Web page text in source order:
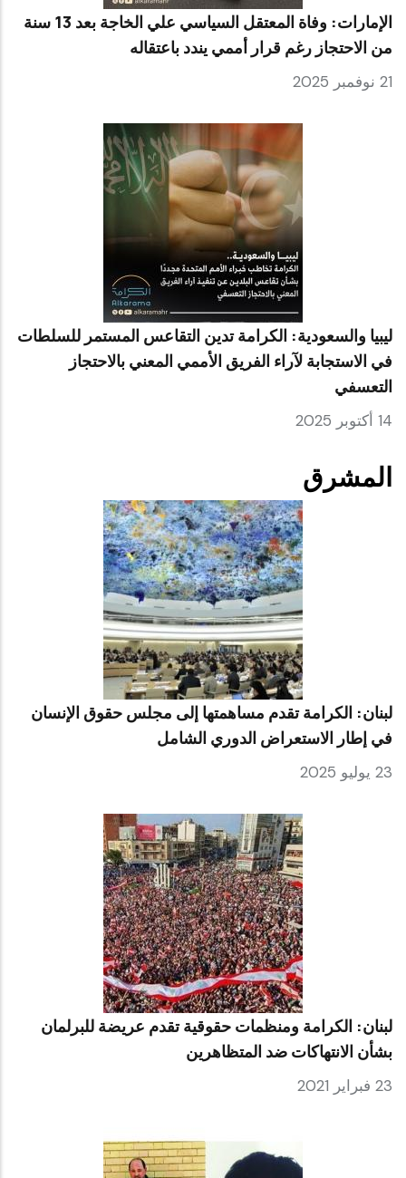
الإمارات: وفاة المعتقل السياسي علي الخاجة بعد 13 سنة
من الاحتجاز رغم قرار أممي يندد باعتقاله
21 نوفمبر 2025
ليبيا والسعودية: الكرامة تدين التقاعس المستمر للسلطات
في الاستجابة لآراء الفريق الأممي المعني بالاحتجاز
التعسفي
14 أكتوبر 2025
المشرق
لبنان: الكرامة تقدم مساهمتها إلى مجلس حقوق الإنسان
في إطار الاستعراض الدوري الشامل
23 يوليو 2025
لبنان: الكرامة ومنظمات حقوقية تقدم عريضة للبرلمان
بشأن الانتهاكات ضد المتظاهرين
23 فبراير 2021